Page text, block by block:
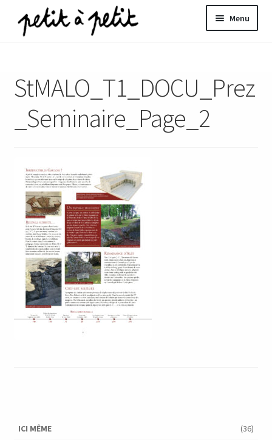
Aller
à
Aller
au
Menu
StMALO_T1_DOCU_Prez
_Seminaire_Page_2
ICI MÊME
(36)